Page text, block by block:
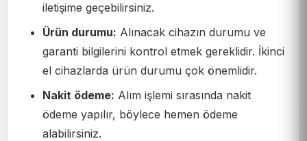
iletişime geçebilirsiniz.
Ürün durumu: Alınacak cihazın durumu ve
garanti bilgilerini kontrol etmek gereklidir. İkinci
el cihazlarda ürün durumu çok önemlidir.
Nakit ödeme: Alım işlemi sırasında nakit
ödeme yapılır, böylece hemen ödeme
alabilirsiniz.